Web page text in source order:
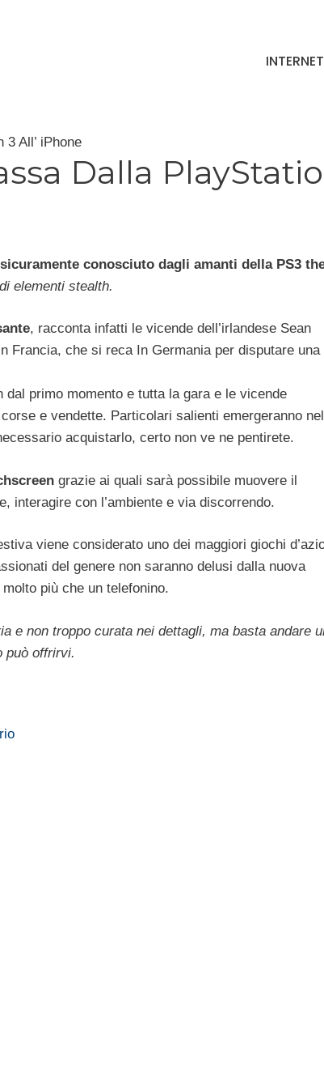
INTERNET
All’ iPhone
Dalla
conosciuto dagli amanti della PS3
elementi stealth.
, racconta infatti le vicende dell’irlandese Sean
Francia, che si reca In Germania per disputare una
dal primo momento e tutta la gara e le vicende
e vendette. Particolari salienti emergeranno nel
acquistarlo, certo non ve ne pentirete.
grazie ai quali sarà possibile muovere il
interagire con l’ambiente e via discorrendo.
viene considerato uno dei maggiori giochi
del genere non saranno delusi dalla nuova
più che un telefonino.
e non troppo curata nei dettagli, ma basta andare
può offrirvi.